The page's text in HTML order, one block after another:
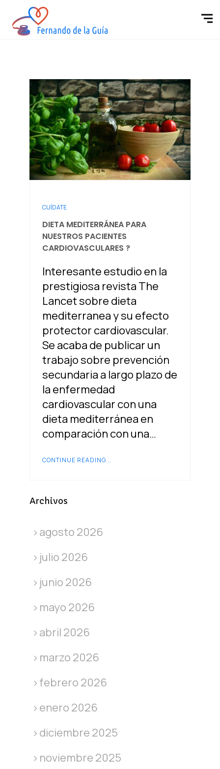
CUÍDATE
DIETA MEDITERRÁNEA PARA
NUESTROS PACIENTES
CARDIOVASCULARES ?
Interesante estudio en la
prestigiosa revista The
Lancet sobre dieta
mediterranea y su efecto
protector cardiovascular.
Se acaba de publicar un
trabajo sobre prevención
secundaria a largo plazo de
la enfermedad
cardiovascular con una
dieta mediterránea en
comparación con una…
CONTINUE READING...
Archivos
agosto 2026
julio 2026
junio 2026
mayo 2026
abril 2026
marzo 2026
febrero 2026
enero 2026
diciembre 2025
noviembre 2025